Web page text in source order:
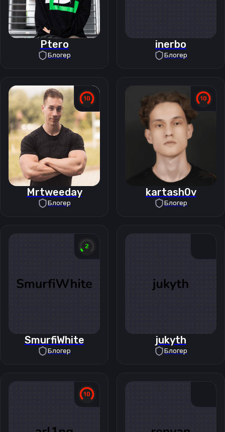
Ptero
Блогер
inerbo
Блогер
Mrtweeday
Блогер
kartash0v
Блогер
SmurfiWhite
Блогер
jukyth
Блогер